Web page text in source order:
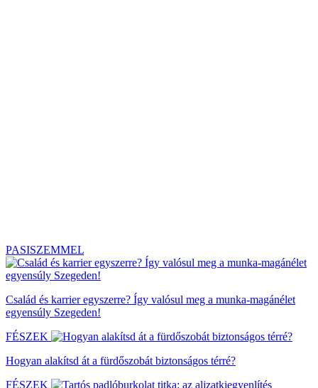
PASISZEMMEL
Család és karrier egyszerre? Így valósul meg a munka-magánélet
egyensúly Szegeden!
FÉSZEK
Hogyan alakítsd át a fürdőszobát biztonságos térré?
FÉSZEK